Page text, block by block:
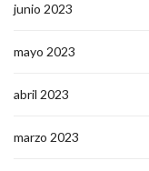
junio 2023
mayo 2023
abril 2023
marzo 2023